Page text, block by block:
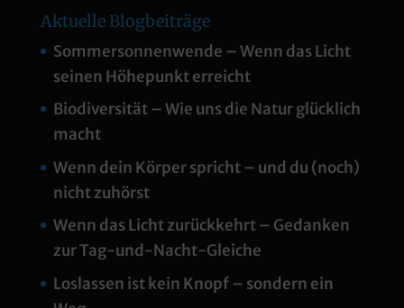
Aktuelle Blogbeiträge
Sommersonnenwende – Wenn das Licht
seinen Höhepunkt erreicht
Biodiversität – Wie uns die Natur glücklich
macht
Wenn dein Körper spricht – und du (noch)
nicht zuhörst
Wenn das Licht zurückkehrt – Gedanken
zur Tag-und-Nacht-Gleiche
Loslassen ist kein Knopf – sondern ein